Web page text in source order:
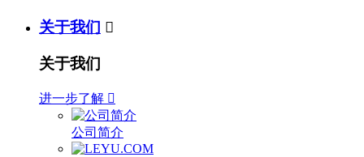
关于我们 
关于我们
进一步了解 
公司简介